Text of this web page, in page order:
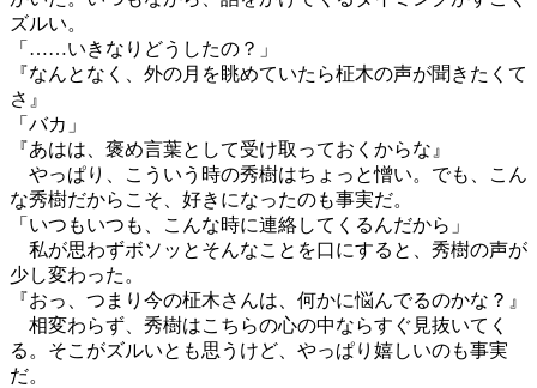
ズルい。
「……いきなりどうしたの？」
『なんとなく、外の月を眺めていたら柾木の声が聞きたくて
さ』
「バカ」
『あはは、褒め言葉として受け取っておくからな』
やっぱり、こういう時の秀樹はちょっと憎い。でも、こん
な秀樹だからこそ、好きになったのも事実だ。
「いつもいつも、こんな時に連絡してくるんだから」
私が思わずボソッとそんなことを口にすると、秀樹の声が
少し変わった。
『おっ、つまり今の柾木さんは、何かに悩んでるのかな？』
相変わらず、秀樹はこちらの心の中ならすぐ見抜いてく
る。そこがズルいとも思うけど、やっぱり嬉しいのも事実
だ。